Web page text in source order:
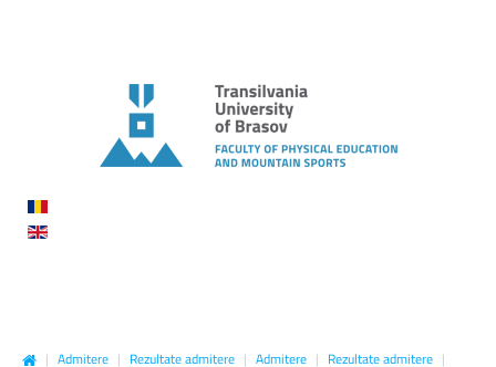
| Admitere | Rezultate admitere | Admitere | Rezultate admitere |